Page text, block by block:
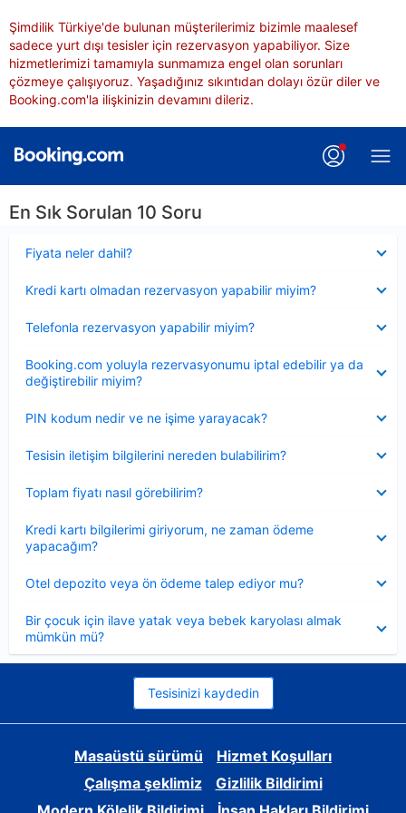
Şimdilik Türkiye'de bulunan müşterilerimiz bizimle maalesef
sadece yurt dışı tesisler için rezervasyon yapabiliyor. Size
hizmetlerimizi tamamıyla sunmamıza engel olan sorunları
çözmeye çalışıyoruz. Yaşadığınız sıkıntıdan dolayı özür diler ve
Booking.com'la ilişkinizin devamını dileriz.
En Sık Sorulan 10 Soru
Fiyata neler dahil?
Kredi kartı olmadan rezervasyon yapabilir miyim?
Telefonla rezervasyon yapabilir miyim?
Booking.com yoluyla rezervasyonumu iptal edebilir ya da
değiştirebilir miyim?
PIN kodum nedir ve ne işime yarayacak?
Tesisin iletişim bilgilerini nereden bulabilirim?
Toplam fiyatı nasıl görebilirim?
Kredi kartı bilgilerimi giriyorum, ne zaman ödeme
yapacağım?
Otel depozito veya ön ödeme talep ediyor mu?
Bir çocuk için ilave yatak veya bebek karyolası almak
mümkün mü?
Tesisinizi kaydedin
Masaüstü sürümü
Hizmet Koşulları
Çalışma şeklimiz
Gizlilik Bildirimi